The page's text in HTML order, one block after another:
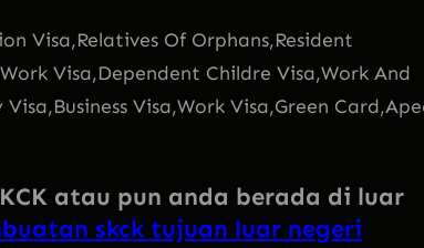
Visa,Relatives Of Orphans,Resident
Visa,Dependent Childre Visa,Work And
Visa,Work Visa,Green
atau pun anda berada di luar
skck tujuan luar negeri